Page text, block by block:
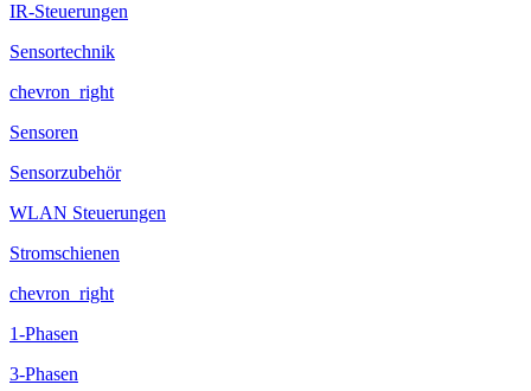
IR-Steuerungen
Sensortechnik
chevron_right
Sensoren
Sensorzubehör
WLAN Steuerungen
Stromschienen
chevron_right
1-Phasen
3-Phasen